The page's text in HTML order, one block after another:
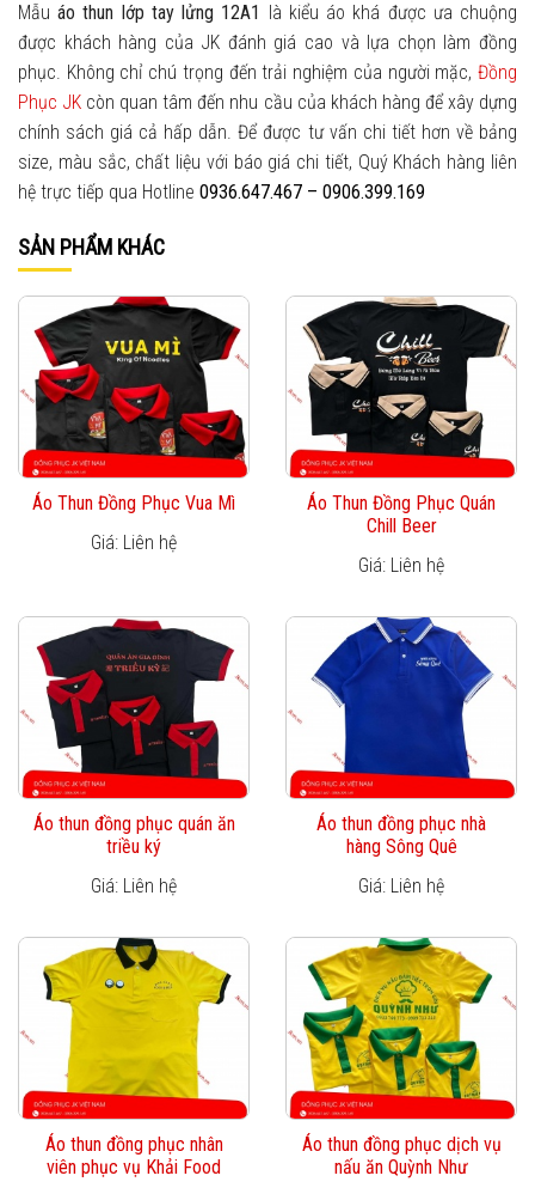
Mẫuáo thun lớp tay lửng 12A1 là kiểu áo khá được ưa chuộng
được khách hàng của JK đánh giá cao và lựa chọn làm đồng
phục. Không chỉ chú trọng đến trải nghiệm của người mặc, Đồng
Phục JK còn quan tâm đến nhu cầu của khách hàng để xây dựng
chính sách giá cả hấp dẫn. Để được tư vấn chi tiết hơn về bảng
size, màu sắc, chất liệu với báo giá chi tiết, Quý Khách hàng liên
hệ trực tiếp qua Hotline 0936.647.467 – 0906.399.169
SẢN PHẨM KHÁC
Áo Thun Đồng Phục Vua Mì
Giá: Liên hệ
Áo Thun Đồng Phục Quán
Chill Beer
Giá: Liên hệ
Áo thun đồng phục quán ăn
triều ký
Giá: Liên hệ
Áo thun đồng phục nhà
hàng Sông Quê
Giá: Liên hệ
Áo thun đồng phục nhân
viên phục vụ Khải Food
Áo thun đồng phục dịch vụ
nấu ăn Quỳnh Như